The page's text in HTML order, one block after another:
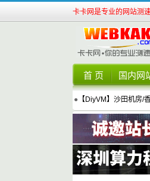
卡卡网是专业的网站测
首 页 国内网
● 【DiyVM】沙田机房/